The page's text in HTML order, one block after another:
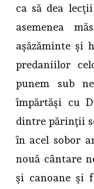
ca să dea
asemenea
aşăzăminte şi
predaniilor
punem sub
împărtăşi cu
dintre părinţii
în acel sobor
nouă cântare
şi canoane şi